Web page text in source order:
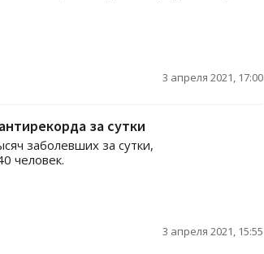
3 апреля 2021, 17:00
за сутки
заболевших за сутки,
человек.
3 апреля 2021, 15:55